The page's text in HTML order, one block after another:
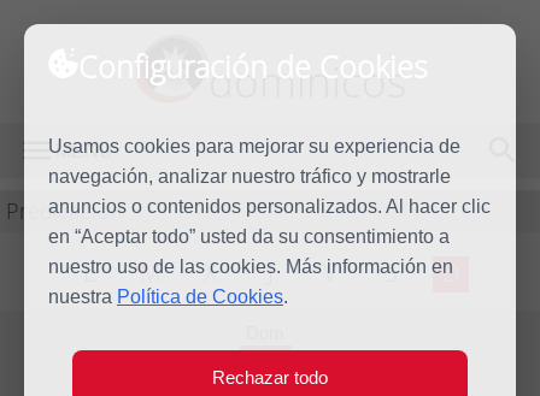
Configuración de Cookies
Usamos cookies para mejorar su experiencia de
navegación, analizar nuestro tráfico y mostrarle
anuncios o contenidos personalizados. Al hacer clic
en “Aceptar todo” usted da su consentimiento a
nuestro uso de las cookies. Más información en
nuestra Política de Cookies.
Rechazar todo
dominicos
MENÚ
Predicación
L M X J V S D
20
Dic